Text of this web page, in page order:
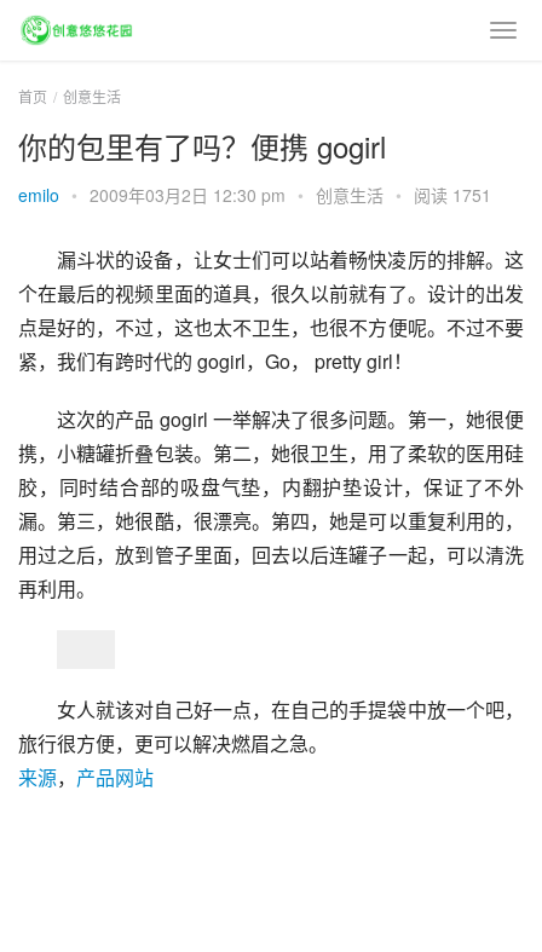
首页 创意生活
你的包里有了吗？便携 gogirl
emilo • 2009年03月2日 12:30 pm • 创意生活 • 阅读 1751
漏斗状的设备，让女士们可以站着畅快凌厉的排解。这
个在最后的视频里面的道具，很久以前就有了。设计的出发
点是好的，不过，这也太不卫生，也很不方便呢。不过不要
紧，我们有跨时代的 gogirl，Go， pretty girl！
这次的产品 gogirl 一举解决了很多问题。第一，她很便
携，小糖罐折叠包装。第二，她很卫生，用了柔软的医用硅
胶，同时结合部的吸盘气垫，内翻护垫设计，保证了不外
漏。第三，她很酷，很漂亮。第四，她是可以重复利用的，
用过之后，放到管子里面，回去以后连罐子一起，可以清洗
再利用。
女人就该对自己好一点，在自己的手提袋中放一个吧，
旅行很方便，更可以解决燃眉之急。
来源， 产品网站